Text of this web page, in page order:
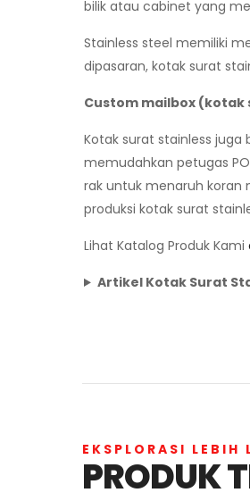
bilik atau cabinet yang
Stainless steel memiliki
dipasaran, kotak surat
Custom mailbox
Kotak surat stainless
memudahkan petugas
rak untuk menaruh koran
produksi kotak surat
Lihat Katalog Produk Kami
Artikel Kotak Surat
EKSPLORASI LEBIH
PRODUK